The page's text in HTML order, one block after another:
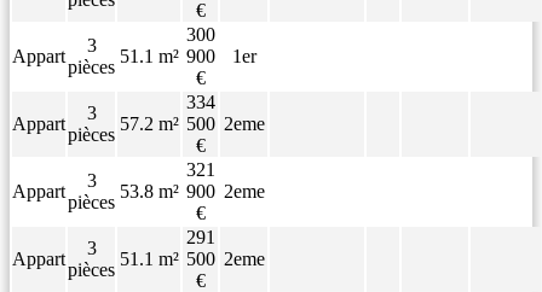
€
Appart
3
pièces
51.1 m²
300
900
€
1er
Appart
3
pièces
57.2 m²
334
500
€
2eme
Appart
3
pièces
53.8 m²
321
900
€
2eme
Appart
3
pièces
51.1 m²
291
500
€
2eme